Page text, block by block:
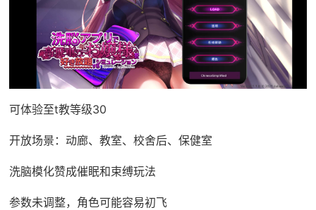
可体验至t教等级30
开放场景：动廊、教室、校舍后、保健室
洗脑模化赞成催眠和束缚玩法
参数未调整，角色可能容易初飞